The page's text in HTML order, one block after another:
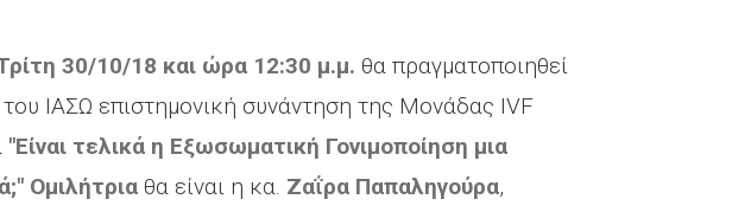
30/10/18 και ώρα 12:30 μ.μ. θα πραγματοποιηθεί
ΙΑΣΩ επιστημονική συνάντηση της Μονάδας IVF
"Είναι τελικά η Εξωσωματική Γονιμοποίηση μια
Ομιλήτρια θα είναι η κα. Ζαΐρα Παπαληγούρα,